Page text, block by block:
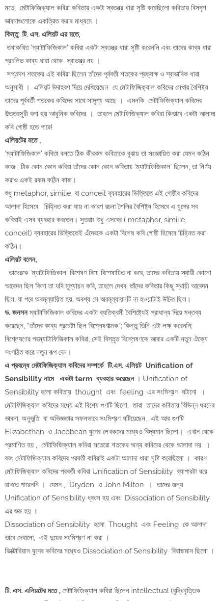
মতে, মেটাফিজিক্যাল কবিরা কবিতায় একটা স্বতন্ত্র ধারা সৃষ্টি করেছিলো কবিতায় বিসদৃশ
ভাবনাগুলোকে একত্রিত করার মাধ্যমে ।
কিন্তু টি. এস. এলিয়ট এর মতে,
তথাকথিত ‘ম্যাটাফিজিকাল’ কবিরা একটা স্বতন্ত্র ধারা সৃষ্টি করেননি এবং তাদের কাব্য ধারা
প্রচলিত কাব্য ধারা থেকে স্বাতন্ত্র নয় ।
সপ্তদশ শতকের এই কবিরা ছিলেন তাঁদের পূর্ববর্তী শতকের প্রত্যক্ষ ও স্বাভাবিক ধারা
অনুসারী । এলিয়ট উদাহরণ দিয়ে দেখিয়েছেন যে মেটাফিজিক্যাল কবিদের লেখার বৈশিষ্ট্য
তাদের পূর্ববর্তী শতকের কবিদের সাথে সাদৃশ্য আছে । এমনকি মেটাফিজিক্যাল কবিদের
উত্তরসূরী বলা হয় আধুনিক কবিদের । তাহলে মেটাফিজিক্যাল কবিরা কিভাবে একটা আলাদা
কবি গোষ্ঠী হতে পারে!
এলিয়টের মতে ,
‘ম্যাটাফিজিকাল’ কবিতা বলতে ঠিক কীরকম কবিতাকে বুঝায় তা সংজ্ঞায়িত করা যেমন কঠিন
কাজ ; ঠিক কোন কোন কবিরা তাঁদের কোন কোন কবিতায় ‘ম্যাটাফিজিকাল’ ছিলেন, তা নির্ণয়
করাও একই রকম কঠিন কাজ।
শুধু metaphor, similie, বা conceit ব্যবহারের ভিত্তিতে এই গোষ্ঠীর কবিদের
আলাদা হিসেবে চিহ্নিত করা যায় না কারণ রচনা শৈলির বৈশিষ্ট্য হিসেবে এ যুগের সব
কবিরাই এসব ব্যবহার করতেন। সুতরাং শুধু এসবের ( metaphor, similie,
conceit) ব্যবহারের ভিত্তিতেই এঁদেরকে একটা বিশেষ কবি গোষ্ঠী হিসেবে চিহ্নিত করা
কঠিন।
এলিয়ট বলেন,
তাদেরকে ‘ম্যাটাফিজিকাল’ বিশেষণ দিয়ে বিশেষায়িত না করে, তাদের কবিতায় স্থায়ী কোনো
আবেদন ছিল কিনা তা যদি মূল্যায়ন করি, তাহলে দেখব; তাঁদের কবিতার কিছু স্থায়ী আবেদন
ছিল, যা পরে অবমূল্যায়িত হয়, অবশ্য সে অবমূল্যায়নটি না হওয়াটাই উচিত ছিল।
ড. জনসনম্যাটাফিজিকাল কবিদের একটা ব্যতিক্রমী বৈশিষ্ট্যেই প্রাধান্য দিয়ে মন্তব্য
করেছেন, “তাঁদের কাব্য প্রচেষ্টা ছিল বিশ্লেষণাত্মক”; কিন্তু তিনি এটা লক্ষ করেননি;
বিশ্লেষণের পরম্যাটাফিজিকাল কবিরা, সেই বিস্তৃত বিশ্লেষণকে আবার একটি নতুন ঐক্যে
সংগঠিত করে নতুন রূপ দেন।
এ প্রবন্ধে মেটাফিজিক্যাল কবিদের সম্পর্কে টি.এস. এলিয়ট Unification of
Sensibility নামে একটা term ব্যবহার করেছেন । Unification of
Sensibility হলো কবিতায় thought এবং feeling এর সংমিশ্রণ ঘটানো ।
মেটাফিজিক্যাল কবিদের মধ্যে এই বিশেষ গুণটি ছিলো, তারা তাদের কবিতায় বিভিন্ন ধরনের
ভাবনা, অনুভূতি বা অভিজ্ঞতার সফলভাবে সংমিশ্রণ ঘটিয়েছেন, এই আর গুণটি
Elizabethan ও Jacobean যুগের লেখকদের মধ্যেও বিদ্যমান ছিলো। এখান থেকে
প্রমাণিত হয় , মেটাফিজিক্যাল কবিরা সতেরো শতকের অন্য কবিদের থেকে আলাদা নয় ।
বরং মেটাফিজিক্যাল কবিদের পরবর্তী কবিরাই একটা আলাদা ধারা সৃষ্টি করেছিলো । কারণ
মেটাফিজিক্যাল কবিদের পরবর্তী কবিরা Unification of Sensibility ব্যাপারটা ধরে
রাখতে পারেননি । যেমন , Dryden ও John Milton । তাদের জন্য
Unification of Sensibility ধ্বংস হয় এবং Dissociation of Sensibility
এর শুরু হয় ।
Dissociation of Sensibility হলো Thought এবং Feeling কে আলাদা
ভাবে দেখানো, এই দুয়ের সংমিশ্রণ না করা ।
ভিক্টোরিয়ান যুগের কবিদের মধ্যেও Dissociation of Sensibility বিরাজমান ছিলো ।
টি. এস. এলিয়টের মতে , মেটাফিজিক্যাল কবিরা ছিলেন intellectual (বুদ্ধিবৃত্তিক